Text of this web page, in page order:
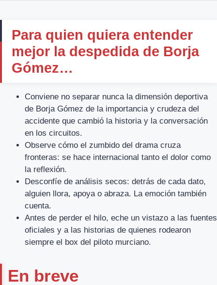
Para quien quiera entender
mejor la despedida de Borja
Gómez…
Conviene no separar nunca la dimensión deportiva
de Borja Gómez de la importancia y crudeza del
accidente que cambió la historia y la conversación
en los circuitos.
Observe cómo el zumbido del drama cruza
fronteras: se hace internacional tanto el dolor como
la reflexión.
Desconfíe de análisis secos: detrás de cada dato,
alguien llora, apoya o abraza. La emoción también
cuenta.
Antes de perder el hilo, eche un vistazo a las fuentes
oficiales y a las historias de quienes rodearon
siempre el box del piloto murciano.
En breve